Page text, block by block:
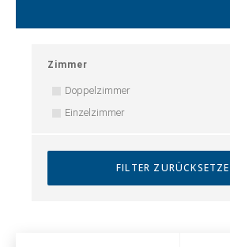
Zimmer
Doppelzimmer
Einzelzimmer